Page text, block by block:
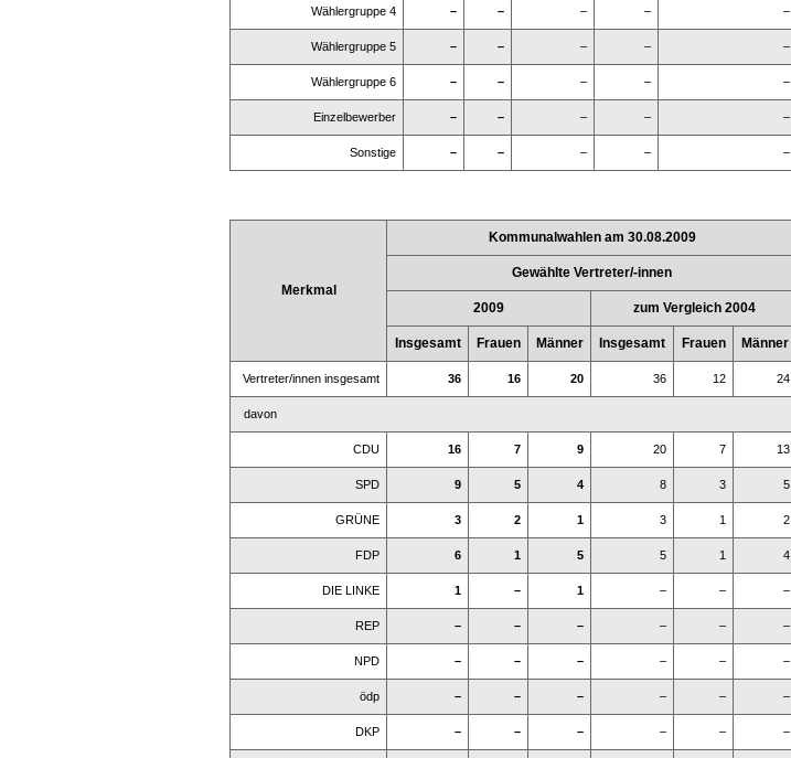
Wählergruppe 4 – – – – –
Wählergruppe 5 – – – – –
Wählergruppe 6 – – – – –
Einzelbewerber – – – – –
Sonstige – – – – –
Merkmal
Kommunalwahlen am 30.08.2009
Gewählte Vertreter/-innen
2009 zum Vergleich 2004
Insgesamt Frauen Männer Insgesamt Frauen Männer
Vertreter/innen insgesamt 36 16 20 36 12 24
davon
CDU 16 7 9 20 7 13
SPD 9 5 4 8 3 5
GRÜNE 3 2 1 3 1 2
FDP 6 1 5 5 1 4
DIE LINKE 1 – 1 – – –
REP – – – – – –
NPD – – – – – –
ödp – – – – – –
DKP – – – – – –